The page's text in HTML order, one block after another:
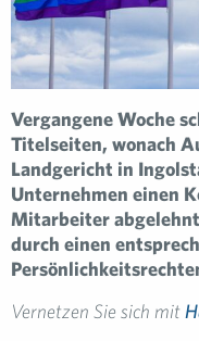
Vergangene Woche
Titelseiten, wonach
Landgericht in
Unternehmen einen
Mitarbeiter
durch einen
Vernetzen Sie sich mit